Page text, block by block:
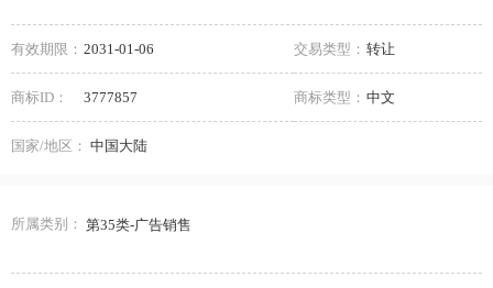
有效期限： 2031-01-06 交易类型： 转让
商标ID： 3777857 商标类型： 中文
国家/地区： 中国大陆
所属类别： 第35类-广告销售